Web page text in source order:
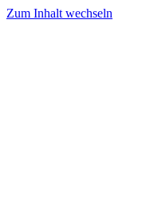
Zum Inhalt wechseln